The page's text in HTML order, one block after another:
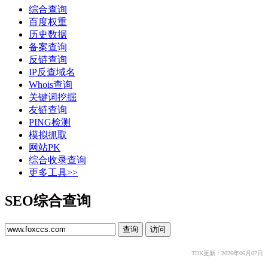
综合查询
百度权重
历史数据
备案查询
反链查询
IP反查域名
Whois查询
关键词挖掘
友链查询
PING检测
模拟抓取
网站PK
综合收录查询
更多工具>>
SEO综合查询
TDK更新：2026年06月07日